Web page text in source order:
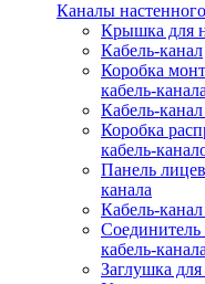
Каналы
Крышка для
Кабель-канал
Коробка
кабель-канала
Кабель-
Коробка
кабель-
Панель
канала
Кабель-
Соединитель
кабель-канала
Заглушка для